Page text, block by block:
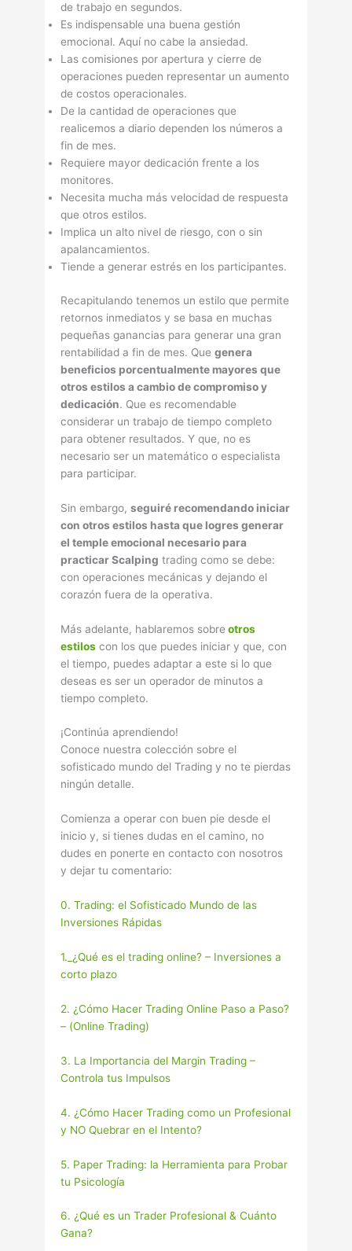
de trabajo en segundos.
Es indispensable una buena gestión
emocional. Aquí­ no cabe la ansiedad.
Las comisiones por apertura y cierre de
operaciones pueden representar un aumento
de costos operacionales.
De la cantidad de operaciones que
realicemos a diario dependen los números a
fin de mes.
Requiere mayor dedicación frente a los
monitores.
Necesita mucha más velocidad de respuesta
que otros estilos.
Implica un alto nivel de riesgo, con o sin
apalancamientos.
Tiende a generar estrés en los participantes.
Recapitulando tenemos un estilo que permite
retornos inmediatos y se basa en muchas
pequeñas ganancias para generar una gran
rentabilidad a fin de mes. Quegenera
beneficios porcentualmente mayores que
otros estilos a cambio de compromiso y
dedicación. Que es recomendable
considerar un trabajo de tiempo completo
para obtener resultados. Y que, no es
necesario ser un matemático o especialista
para participar.
Sin embargo,seguiré recomendando iniciar
con otros estilos hasta que logres generar
el temple emocional necesario para
practicar Scalping trading como se debe:
con operaciones mecánicas y dejando el
corazón fuera de la operativa.
Más adelante, hablaremos sobre otros
estilos con los que puedes iniciar y que, con
el tiempo, puedes adaptar a este si lo que
deseas es ser un operador de minutos a
tiempo completo.
¡Continúa aprendiendo!
Conoce nuestra colección sobre el
sofisticado mundo del Trading y no te pierdas
ningún detalle.
Comienza a operar con buen pie desde el
inicio y, si tienes dudas en el camino, no
dudes en ponerte en contacto con nosotros
y dejar tu comentario:
0. Trading: el Sofisticado Mundo de las
Inversiones Rápidas
1._¿Qué es el trading online? – Inversiones a
corto plazo
2. ¿Cómo Hacer Trading Online Paso a Paso?
– (Online Trading)
3. La Importancia del Margin Trading –
Controla tus Impulsos
4. ¿Cómo Hacer Trading como un Profesional
y NO Quebrar en el Intento?
5. Paper Trading: la Herramienta para Probar
tu Psicologí­a
6. ¿Qué es un Trader Profesional & Cuánto
Gana?